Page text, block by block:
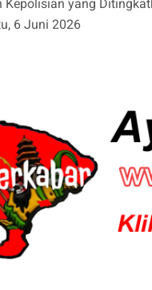
Kepolisian yang
6 Juni 2026